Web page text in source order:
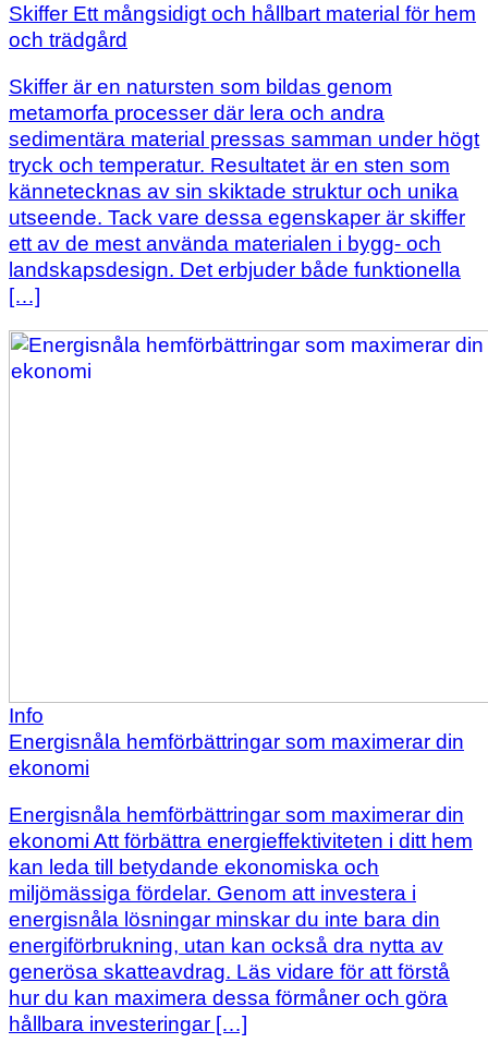
Skiffer Ett mångsidigt och hållbart material för hem
och trädgård
Skiffer är en natursten som bildas genom
metamorfa processer där lera och andra
sedimentära material pressas samman under högt
tryck och temperatur. Resultatet är en sten som
kännetecknas av sin skiktade struktur och unika
utseende. Tack vare dessa egenskaper är skiffer
ett av de mest använda materialen i bygg- och
landskapsdesign. Det erbjuder både funktionella
[…]
Info
Energisnåla hemförbättringar som maximerar din
ekonomi
Energisnåla hemförbättringar som maximerar din
ekonomi Att förbättra energieffektiviteten i ditt hem
kan leda till betydande ekonomiska och
miljömässiga fördelar. Genom att investera i
energisnåla lösningar minskar du inte bara din
energiförbrukning, utan kan också dra nytta av
generösa skatteavdrag. Läs vidare för att förstå
hur du kan maximera dessa förmåner och göra
hållbara investeringar […]